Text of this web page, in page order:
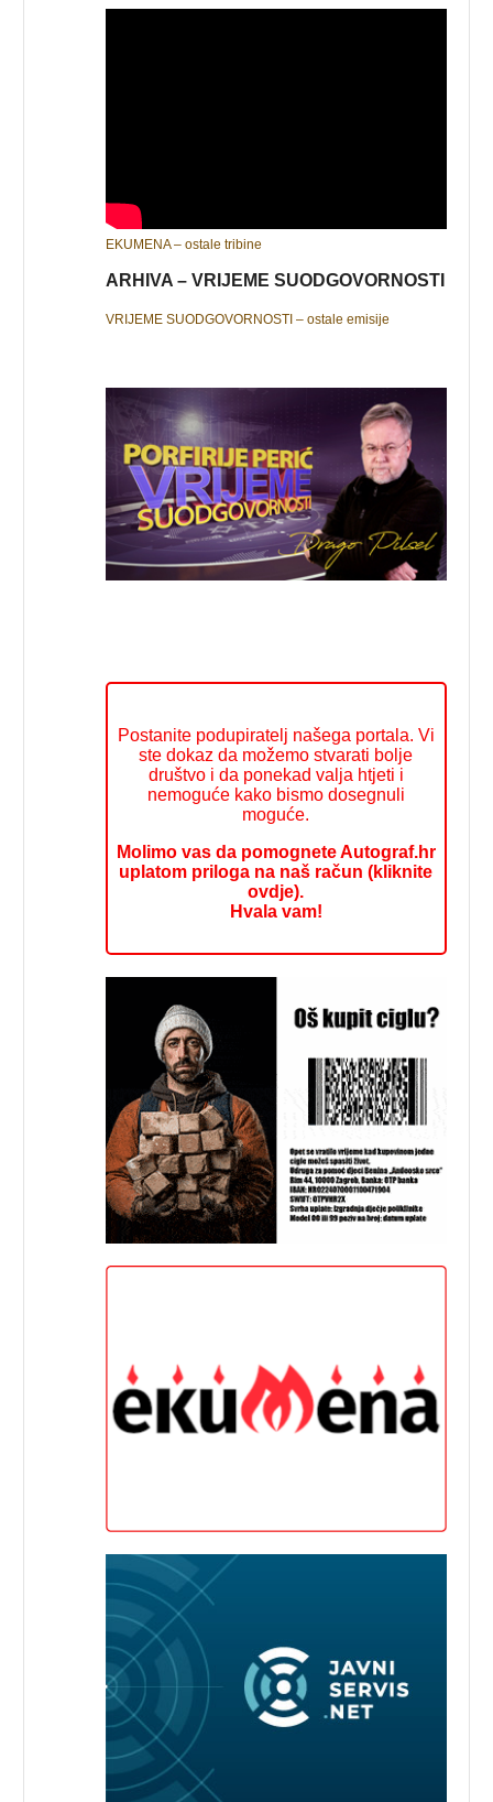
EKUMENA – ostale tribine
ARHIVA – VRIJEME SUODGOVORNOSTI
VRIJEME SUODGOVORNOSTI – ostale emisije
Postanite podupiratelj našega portala. Vi
ste dokaz da možemo stvarati bolje
društvo i da ponekad valja htjeti i
nemoguće kako bismo dosegnuli
moguće.
Molimo vas da pomognete Autograf.hr
uplatom priloga na naš račun (kliknite
ovdje).
Hvala vam!